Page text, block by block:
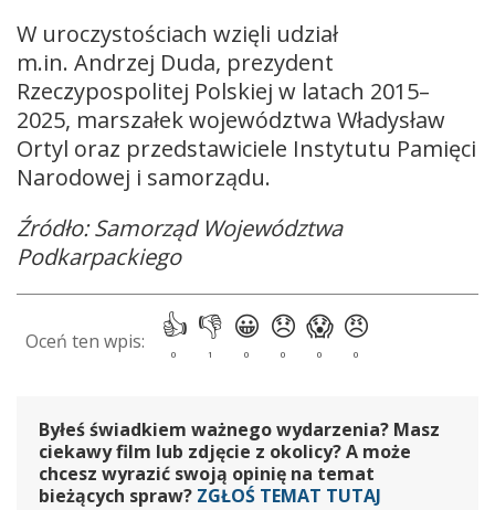
W uroczystościach wzięli udział
m.in. Andrzej Duda, prezydent
Rzeczypospolitej Polskiej w latach 2015–
2025, marszałek województwa Władysław
Ortyl oraz przedstawiciele Instytutu Pamięci
Narodowej i samorządu.
Źródło: Samorząd Województwa
Podkarpackiego
Byłeś świadkiem ważnego wydarzenia? Masz
ciekawy film lub zdjęcie z okolicy? A może
chcesz wyrazić swoją opinię na temat
bieżących spraw? ZGŁOŚ TEMAT TUTAJ